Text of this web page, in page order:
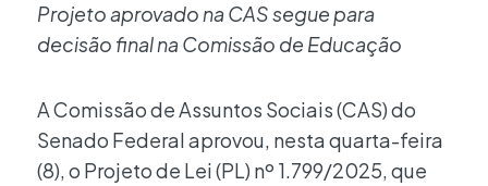
Projeto aprovado na CAS segue para
decisão final na Comissão de Educação
A Comissão de Assuntos Sociais (CAS) do
Senado Federal aprovou, nesta quarta-feira
(8), o Projeto de Lei (PL) nº 1.799/2025, que